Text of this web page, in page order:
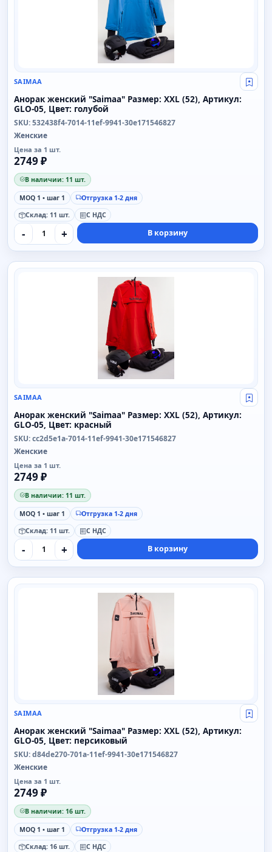
SAIMAA Свой
Анорак женский "Saimaa" Размер: XXL (52), Артикул:
GLO-05, Цвет: голубой
SKU: 532438f4-7014-11ef-9941-30e171546827
Женские
Цена за 1 шт.
2749 ₽
В наличии: 11 шт.
MOQ 1 • шаг 1
Отгрузка 1-2 дня
Склад: 11 шт.
С НДС
- + В корзину
SAIMAA
SAIMAA Свой
Анорак женский "Saimaa" Размер: XXL (52), Артикул:
GLO-05, Цвет: красный
SKU: cc2d5e1a-7014-11ef-9941-30e171546827
Женские
Цена за 1 шт.
2749 ₽
В наличии: 11 шт.
MOQ 1 • шаг 1
Отгрузка 1-2 дня
Склад: 11 шт.
С НДС
- + В корзину
SAIMAA
SAIMAA Свой
Анорак женский "Saimaa" Размер: XXL (52), Артикул:
GLO-05, Цвет: персиковый
SKU: d84de270-701a-11ef-9941-30e171546827
Женские
Цена за 1 шт.
2749 ₽
В наличии: 16 шт.
MOQ 1 • шаг 1
Отгрузка 1-2 дня
Склад: 16 шт.
С НДС